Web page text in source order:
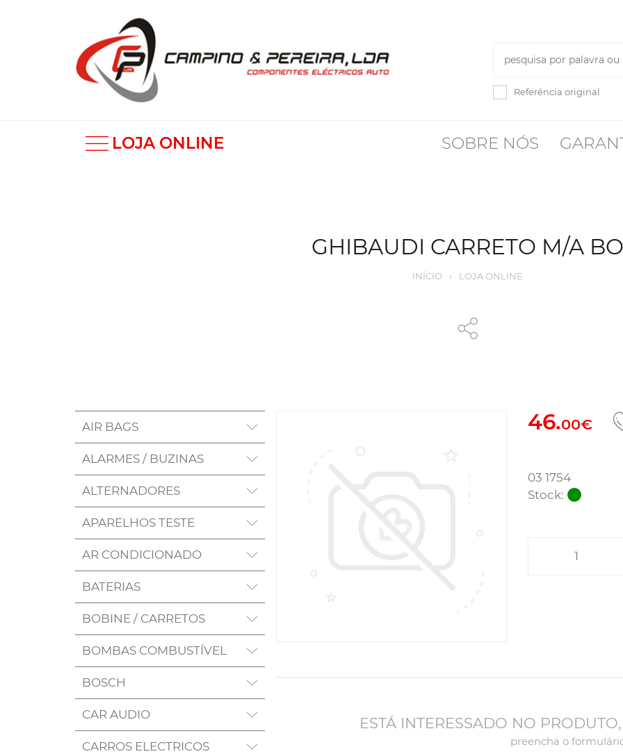
Referência original
LOJA ONLINE SOBRE NÓS
GHIBAUDI CARRETO M/A BO
INÍCIO › LOJA ONLINE
AIR BAGS
ALARMES / BUZINAS
ALTERNADORES
APARELHOS TESTE
AR CONDICIONADO
BATERIAS
BOBINE / CARRETOS
BOMBAS COMBUSTÍVEL
BOSCH
CAR AUDIO
CARROS ELECTRICOS
46.00€
03 1754
Stock:
ESTÁ INTERESSADO NO
preencha o